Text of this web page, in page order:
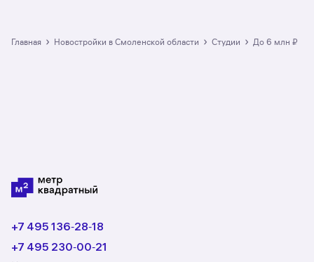
Главная › Новостройки в Смоленской области › студии › до 6 млн ₽
+7 495 136‑28‑18
+7 495 230‑00‑21